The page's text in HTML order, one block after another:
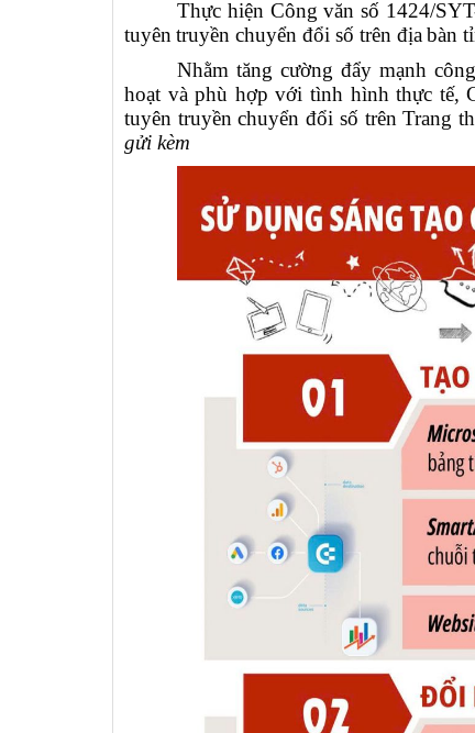
Thực hiện Công văn số 1424/
tuyên truyền chuyển đổi số trên địabàn
Nhằm tăng cường đẩy mạnh
hoạt và phù hợp với tình hình thực tế,
tuyên truyền chuyển đổi số trên Trang
gửi kèm